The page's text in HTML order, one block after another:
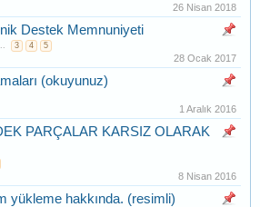
26 Nisan 2018
Destek Memnuniyeti
3 4 5
28 Ocak 2017
(okuyunuz)
1 Aralık 2016
PARÇALAR KARSIZ OLARAK
8 Nisan 2016
yükleme hakkında. (resimli)